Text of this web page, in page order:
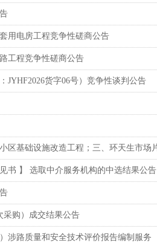
用电房工程竞争性磋商公告
工程竞争性磋商公告
JYHF2026货字06号）竞争性谈判公告
书 】 选取中介服务机构的中选结果公告
采购）成交结果公告
涉路质量和安全技术评价报告编制服务